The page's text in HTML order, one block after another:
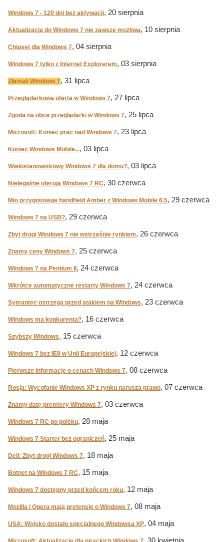
Windows 7 - 120 dni bez aktywacji, 20 sierpnia
Aktualizacja do Windows 7 nie zawsze możliwa, 10 sierpnia
Chipset dla Windows 7, 04 sierpnia
Windows 7 tylko z Internet Explorerem, 03 sierpnia
Złamali Windows 7, 31 lipca
Przeglądarkowa oferta w Windows 7, 27 lipca
Zgoda na obce przeglądarki w Windows 7, 25 lipca
Microsoft: Koniec prac nad Windows 7, 23 lipca
Koniec Windows Mobile..., 03 lipca
Wielostanowiskowy Windows 7 dla domu?, 03 lipca
Nielegalnie oferują Windows 7 RC, 30 czerwca
Mio przygotowuje handheld Amber z Windows Mobile 6.5, 29 czerwca
Windows 7 na USB?, 29 czerwca
Zbyt drogi Windows 7 nie wstrząśnie rynkiem, 26 czerwca
Znamy ceny Windows 7, 25 czerwca
Windows 7 na Pentium II , 24 czerwca
Wkrótce automatyczne restarty Windows 7, 24 czerwca
Symantec ostrzega przed atakiem na Windows, 23 czerwca
Windows ma konkurenta?, 16 czerwca
Szybszy Windows, 15 czerwca
Windows 7 bez IE8 w Unii Europejskiej, 12 czerwca
Pierwsze informacje o cenach Windows 7, 08 czerwca
Rosja: Wycofanie Windows XP z rynku narusza prawo, 07 czerwca
Znamy datę premiery Windows 7, 03 czerwca
Windows 7 RC po polsku, 28 maja
Windows 7 Starter bez ograniczeń, 25 maja
Dell: Zbyt drogi Windows 7, 18 maja
Botnet na Windows 7 RC, 15 maja
Windows 7 dostępny przed końcem roku, 12 maja
Mozilla i Opera mają pretensje o Windows 7, 08 maja
USA: Wojsko dostało specjalnego Windowsa XP, 04 maja